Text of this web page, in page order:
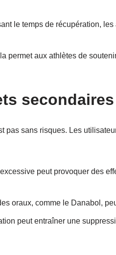
le temps de récupération,
permet aux athlètes de
secondaires
pas sans risques. Les
peut provoquer des
oraux, comme le Danabol,
peut entraîner une